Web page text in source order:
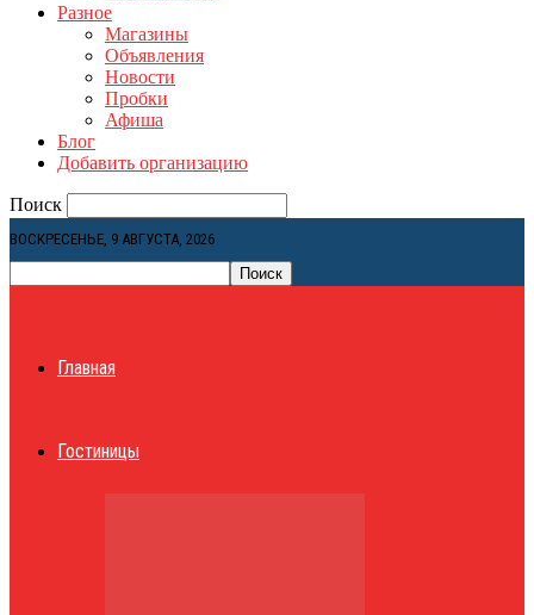
Разное
Магазины
Объявления
Новости
Пробки
Афиша
Блог
Добавить организацию
Поиск
ВОСКРЕСЕНЬЕ, 9 АВГУСТА, 2026
Главная
Гостиницы